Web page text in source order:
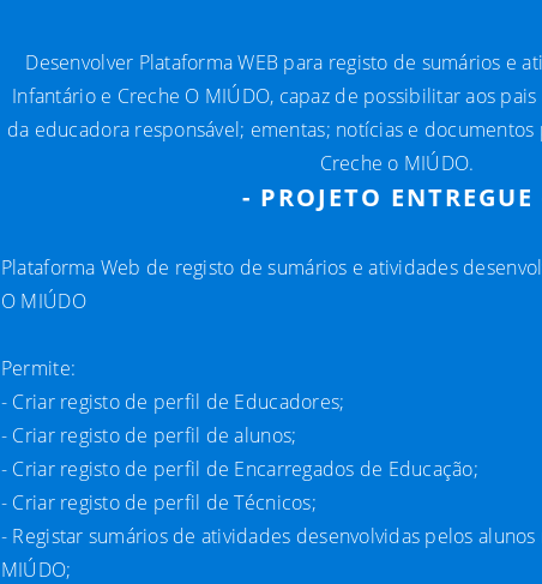
Desenvolver Plataforma WEB para registo de sumários e
Infantário e Creche O MIÚDO, capaz de possibilitar aos
da educadora responsável; ementas; notícias e
Creche o MIÚDO.
- PROJETO ENTREGUE
Plataforma Web de registo de sumários e atividades
O MIÚDO
Permite:
- Criar registo de perfil de Educadores;
- Criar registo de perfil de alunos;
- Criar registo de perfil de Encarregados de Educação;
- Criar registo de perfil de Técnicos;
- Registar sumários de atividades desenvolvidas pelos
MIÚDO;